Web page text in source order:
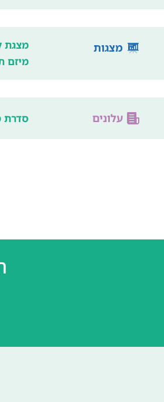
מצגות מצגת
מיזם
עלונים סדרת